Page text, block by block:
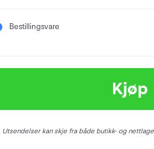
Bestillingsvare
Kjøp
Utsendelser kan skje fra både butikk- og